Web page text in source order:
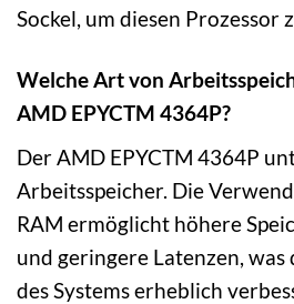
Sockel, um diesen Prozessor
Welche Art von
AMD EPYCTM 4364P?
Der AMD EPYCTM 4364P
Arbeitsspeicher. Die
RAM ermöglicht höhere
und geringere Latenzen,
des Systems erheblich